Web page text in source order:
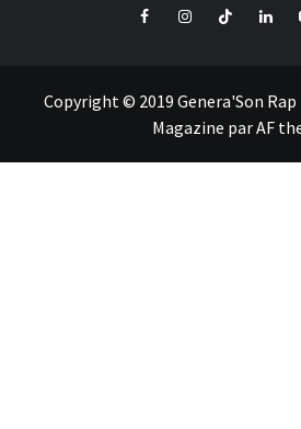
FacebookInstagramTiktok
Copyright © 2019 Genera'Son Rap
Magazine parAF